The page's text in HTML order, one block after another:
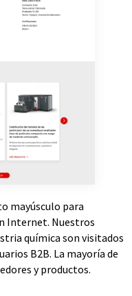
mayúsculo para
Internet. Nuestros
química son visitados
B2B. La mayoría de
y productos.